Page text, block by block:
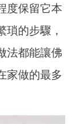
度保留它本
瑣的步驟，
法都能讓佛
家做的最多